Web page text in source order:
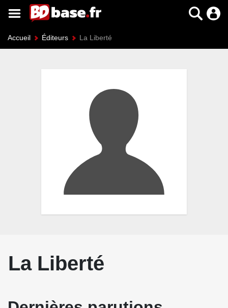
Accueil Éditeurs La Liberté
La Liberté